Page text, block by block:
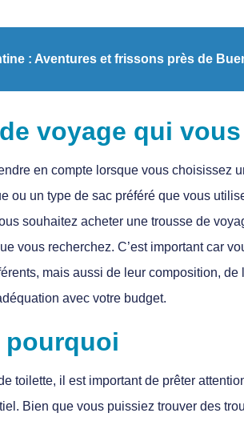
: Aventures et frissons près de
voyage qui
en compte lorsque vous choisissez
ou un type de sac préféré que vous
souhaitez acheter une trousse de
vous recherchez. C’est important car
mais aussi de leur composition,
avec votre budget.
pourquoi
toilette, il est important de prêter
Bien que vous puissiez trouver des